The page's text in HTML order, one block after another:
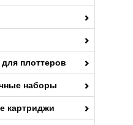
плоттеров
наборы
картриджи